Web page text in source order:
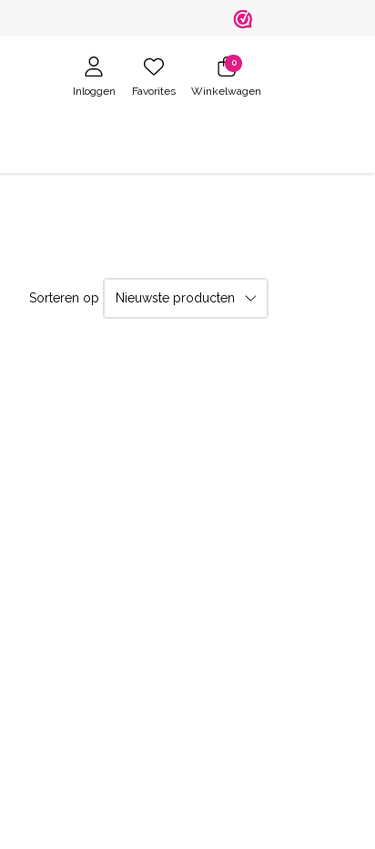
Inloggen Favorites
0
Winkelwagen
Sorteren op